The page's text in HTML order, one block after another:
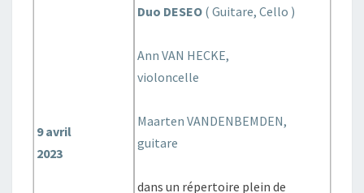
9 avril
2023
Duo DESEO ( Guitare, Cello )
Ann VAN HECKE,
violoncelle
Maarten VANDENBEMDEN,
guitare
dans un répertoire plein de